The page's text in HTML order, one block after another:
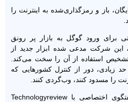
باز و رمزگذاری‌شده به اینترنت را
برای ورود گوگل به بازار پر رونق
این شرکت مدعی شده ابزار جدید از
استفاده از آن را سخت می‌کند.
حد زیادی، دور از کنترل کشورهایی که
را مسدود کنند، وب‌گردی کنند.
مسوولان این شرکت در گفتگوی اختصاصی با Technologyreview